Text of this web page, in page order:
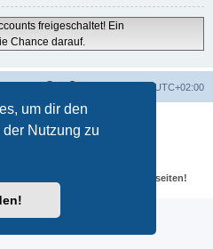
um dir den
Nutzung zu
freigeschaltet! Ein
Chance darauf.
UTC+02:00
Software © phpBB Limited
durchphpBB.de
Regeln der externen Webseiten!